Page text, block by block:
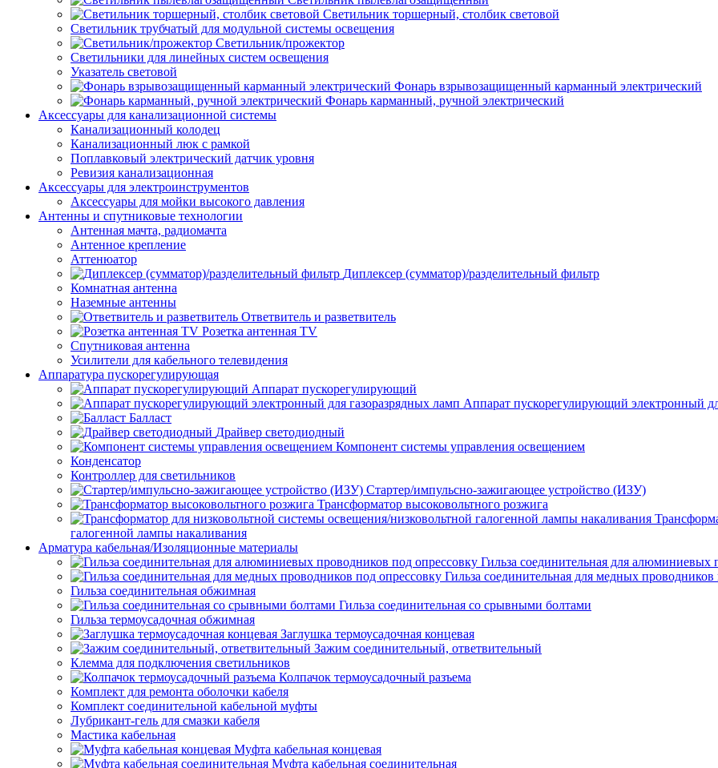
Светильник торшерный, столбик световой
Светильник трубчатый для модульной системы освещения
Светильник/прожектор
Светильники для линейных систем освещения
Указатель световой
Фонарь взрывозащищенный карманный электрический
Фонарь карманный, ручной электрический
Аксессуары для канализационной системы
Канализационный колодец
Канализационный люк с рамкой
Поплавковый электрический датчик уровня
Ревизия канализационная
Аксессуары для электроинструментов
Аксессуары для мойки высокого давления
Антенны и спутниковые технологии
Антенная мачта, радиомачта
Антенное крепление
Аттенюатор
Диплексер (сумматор)/разделительный фильтр
Комнатная антенна
Наземные антенны
Ответвитель и разветвитель
Розетка антенная TV
Спутниковая антенна
Усилители для кабельного телевидения
Аппаратура пускорегулирующая
Аппарат пускорегулирующий
Аппарат пускорегулирующий электронный
Балласт
Драйвер светодиодный
Компонент системы управления освещением
Конденсатор
Контроллер для светильников
Стартер/импульсно-зажигающее устройство (ИЗУ)
Трансформатор высоковольтного розжига
галогенной лампы накаливания
Арматура кабельная/Изоляционные материалы
Гильза соединительная для алюминиевых
Гильза соединительная для медных проводников
Гильза соединительная обжимная
Гильза соединительная со срывными болтами
Гильза термоусадочная обжимная
Заглушка термоусадочная концевая
Зажим соединительный, ответвительный
Клемма для подключения светильников
Колпачок термоусадочный разъема
Комплект для ремонта оболочки кабеля
Комплект соединительной кабельной муфты
Лубрикант-гель для смазки кабеля
Мастика кабельная
Муфта кабельная концевая
Муфта кабельная соединительная